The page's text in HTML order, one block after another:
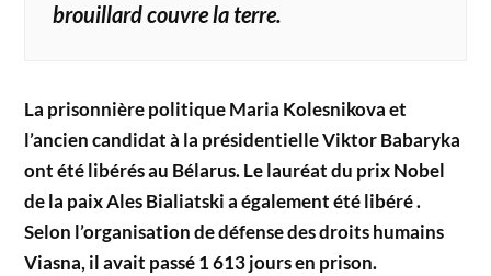
brouillard couvre la terre.
La prisonnière politique Maria Kolesnikova et
l’ancien candidat à la présidentielle Viktor Babaryka
ont été libérés au Bélarus. Le lauréat du prix Nobel
de la paix Ales Bialiatski a également été libéré . ​​
Selon l’organisation de défense des droits humains
Viasna, il avait passé 1 613 jours en prison.